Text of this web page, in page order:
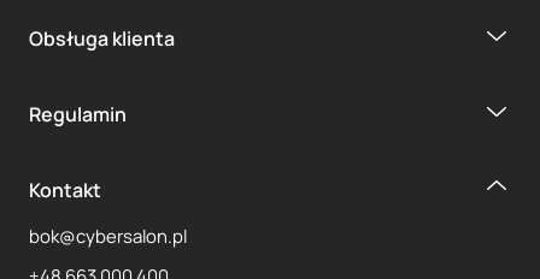
Obsługa klienta
Regulamin
Kontakt
bok@cybersalon.pl